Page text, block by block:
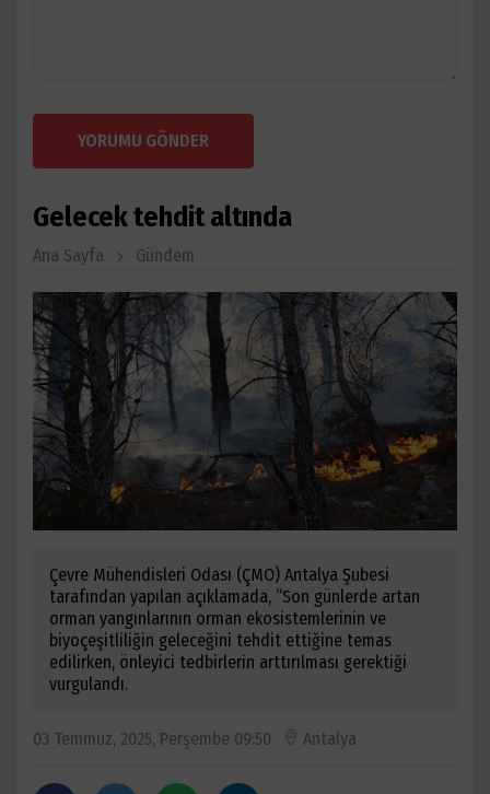
YORUMU GÖNDER
Gelecek tehdit altında
Ana Sayfa Gündem
Çevre Mühendisleri Odası (ÇMO) Antalya Şubesi
tarafından yapılan açıklamada, “Son günlerde artan
orman yangınlarının orman ekosistemlerinin ve
biyoçeşitliliğin geleceğini tehdit ettiğine temas
edilirken, önleyici tedbirlerin arttırılması gerektiği
vurgulandı.
03 Temmuz, 2025, Perşembe 09:50 Antalya